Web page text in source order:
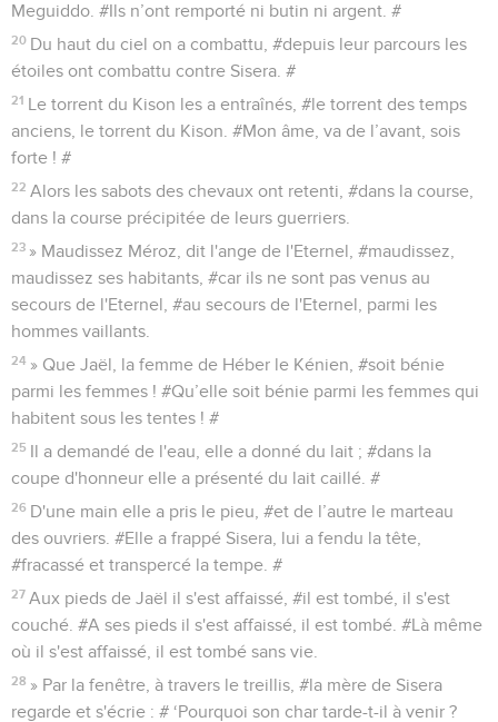
Meguiddo. #Ils n’ont remporté ni butin ni argent. #
20 Du haut du ciel on a combattu, #depuis leur parcours les
étoiles ont combattu contre Sisera. #
21 Le torrent du Kison les a entraînés, #le torrent des temps
anciens, le torrent du Kison. #Mon âme, va de l’avant, sois
forte ! #
22 Alors les sabots des chevaux ont retenti, #dans la course,
dans la course précipitée de leurs guerriers.
23 » Maudissez Méroz, dit l'ange de l'Eternel, #maudissez,
maudissez ses habitants, #car ils ne sont pas venus au
secours de l'Eternel, #au secours de l'Eternel, parmi les
hommes vaillants.
24 » Que Jaël, la femme de Héber le Kénien, #soit bénie
parmi les femmes ! #Qu’elle soit bénie parmi les femmes qui
habitent sous les tentes ! #
25 Il a demandé de l'eau, elle a donné du lait ; #dans la
coupe d'honneur elle a présenté du lait caillé. #
26 D'une main elle a pris le pieu, #et de l’autre le marteau
des ouvriers. #Elle a frappé Sisera, lui a fendu la tête,
#fracassé et transpercé la tempe. #
27 Aux pieds de Jaël il s'est affaissé, #il est tombé, il s'est
couché. #A ses pieds il s'est affaissé, il est tombé. #Là même
où il s'est affaissé, il est tombé sans vie.
28 » Par la fenêtre, à travers le treillis, #la mère de Sisera
regarde et s'écrie : # ‘Pourquoi son char tarde-t-il à venir ?